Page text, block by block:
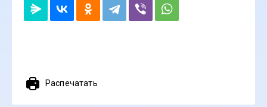
Распечатать